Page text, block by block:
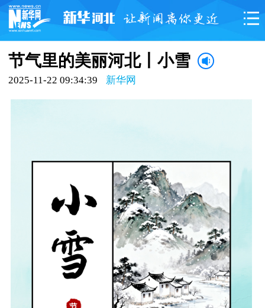
节气里的美丽河北丨小雪
2025-11-22 09:34:39 新华网